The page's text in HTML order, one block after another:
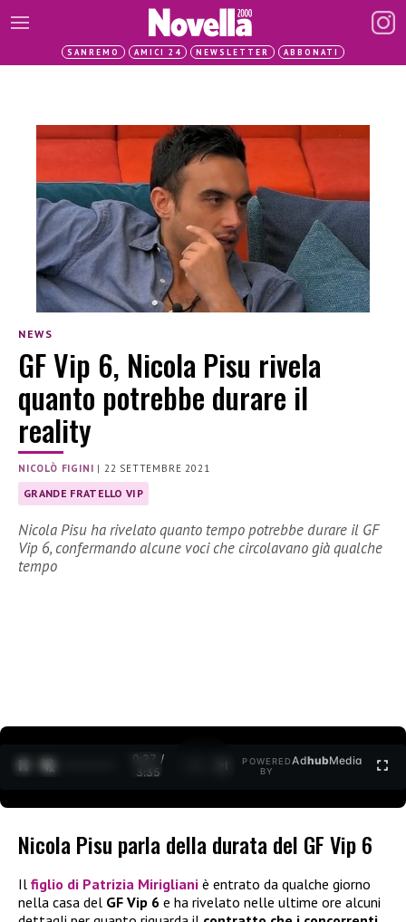
SANREMO AMICI 24 NEWSLETTER ABBONATI
NEWS
GF Vip 6, Nicola Pisu rivela
quanto potrebbe durare il
reality
NICOLÒ FIGINI | 22 SETTEMBRE 2021
GRANDE FRATELLO VIP
Nicola Pisu ha rivelato quanto tempo potrebbe durare il GF
Vip 6, confermando alcune voci che circolavano già qualche
tempo
0:27 /
3:35
POWERED
BY
AdhubMedia
Nicola Pisu parla della durata del GF Vip 6
Il figlio di Patrizia Mirigliani è entrato da qualche giorno
nella casa del GF Vip 6 e ha rivelato nelle ultime ore alcuni